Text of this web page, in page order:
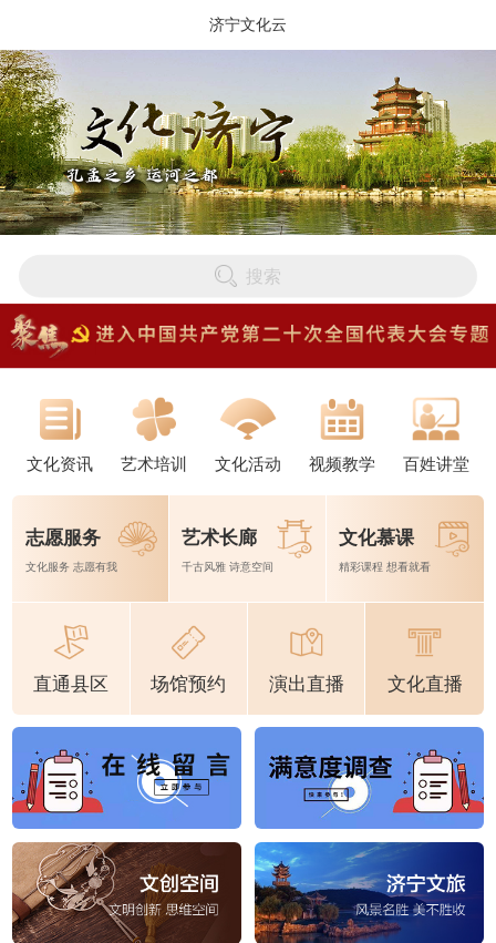
济宁文化云
搜索
文化资讯 艺术培训 文化活动 视频教学 百姓讲堂
志愿服务
文化服务 志愿有我
艺术长廊
千古风雅 诗意空间
文化慕课
精彩课程 想看就看
直通县区 场馆预约 演出直播 文化直播